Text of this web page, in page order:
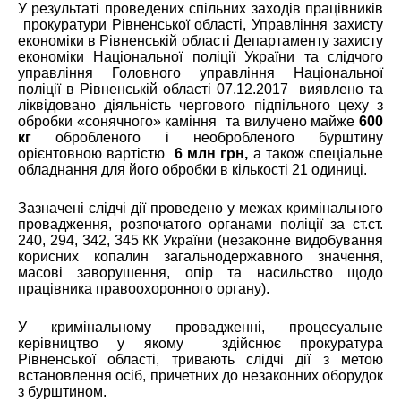
У результаті проведених спільних заходів працівників
прокуратури Рівненської області, Управління захисту
економіки в Рівненській області Департаменту захисту
економіки Національної поліції України та слідчого
управління Головного управління Національної
поліції в Рівненській області 07.12.2017 виявлено та
ліквідовано діяльність чергового підпільного цеху з
обробки «сонячного» каміння та вилучено майже 600
кг обробленого і необробленого бурштину
орієнтовною вартістю 6 млн грн, а також спеціальне
обладнання для його обробки в кількості 21 одиниці.
Зазначені слідчі дії проведено у межах кримінального
провадження, розпочатого органами поліції за ст.ст.
240, 294, 342, 345 КК України (незаконне видобування
корисних копалин загальнодержавного значення,
масові заворушення, опір та насильство щодо
працівника правоохоронного органу).
У кримінальному провадженні, процесуальне
керівництво у якому здійснює прокуратура
Рівненської області, тривають слідчі дії з метою
встановлення осіб, причетних до незаконних оборудок
з бурштином.